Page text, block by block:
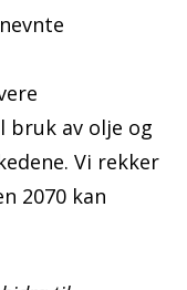
av olje og
Vi rekker
2070 kan